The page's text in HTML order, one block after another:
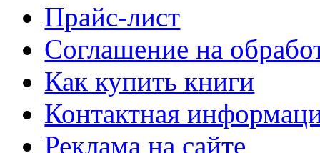
Прайс-лист
Соглашение на
Как купить книги
Контактная
Реклама на сайте